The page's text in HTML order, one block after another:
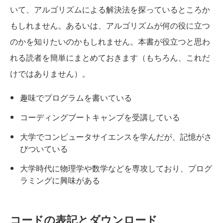
いて、アルゴリズムによる解決法を探っているところか
もしれません。あるいは、アルゴリズムが何の役に立つ
のかを知りたいのかもしれません。本書が役立つと思わ
れる読者を簡単にまとめておきます（もちろん、これだ
けではありません）。
趣味でプログラムを書いている
コーディングブートキャンプを受講している
大学でコンピュータサイエンスを学んだが、記憶がさ
びついている
大学時代に物理学や数学などを専攻しており、プログ
ラミングに興味がある
コードの表記とダウンロード